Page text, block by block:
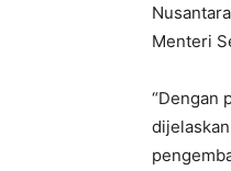
Menteri
“Dengan